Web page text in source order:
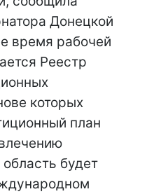
Донецкой
время рабочей
Реестр
которых
план
будет